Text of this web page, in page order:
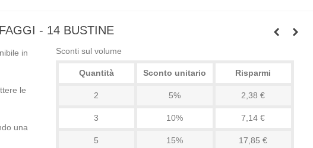
- 14 BUSTINE
in
le
una
Sconti sul volume
Quantità Sconto unitario Risparmi
2 5% 2,38 €
3 10% 7,14 €
5 15% 17,85 €